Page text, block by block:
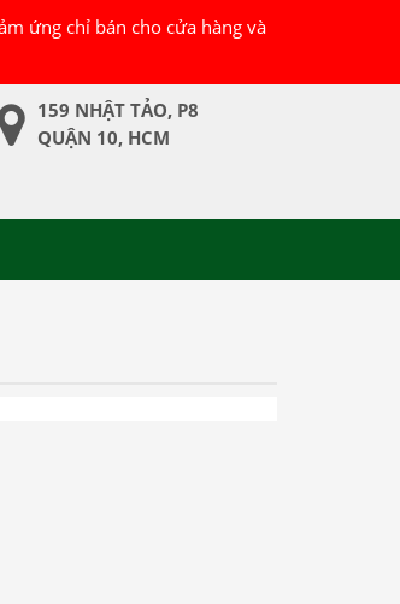
ứng chỉ bán cho cửa hàng và
159 NHẬT TẢO, P8
QUẬN 10, HCM